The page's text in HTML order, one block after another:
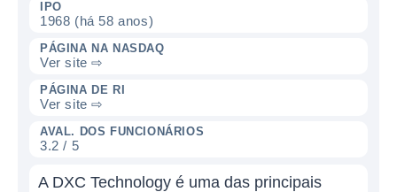
IPO
1968 (há 58 anos)
PÁGINA NA NASDAQ
Ver site ⇨
PÁGINA DE RI
Ver site ⇨
AVAL. DOS FUNCIONÁRIOS
3.2 / 5
A DXC Technology é uma das principais